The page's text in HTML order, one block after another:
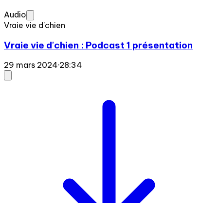
Audio
Vraie vie d'chien
Vraie vie d'chien : Podcast 1 présentation
29 mars 2024·28:34